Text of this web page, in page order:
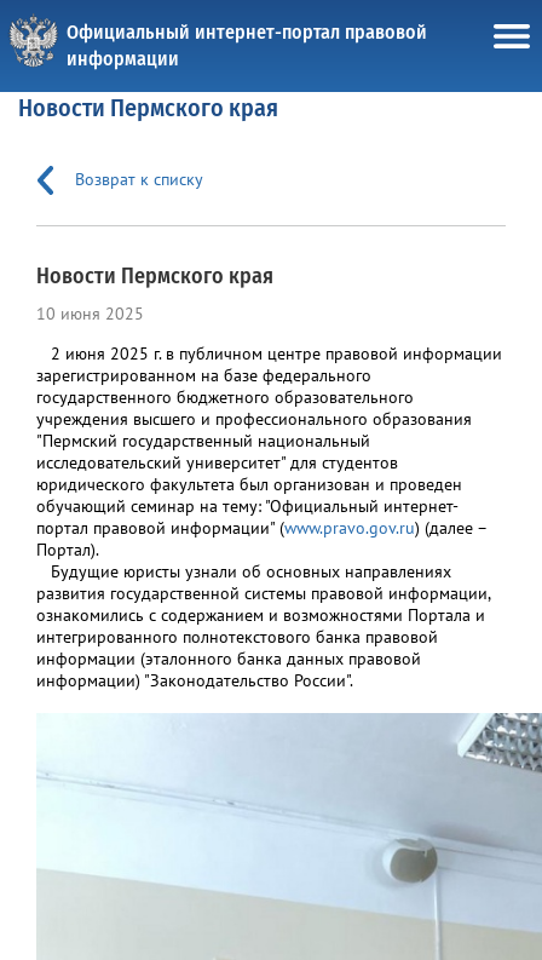
Официальный интернет-портал правовой
информации
Новости Пермского края
Возврат к списку
Новости Пермского края
10 июня 2025
2 июня 2025 г. в публичном центре правовой информации
зарегистрированном на базе федерального
государственного бюджетного образовательного
учреждения высшего и профессионального образования
"Пермский государственный национальный
исследовательский университет" для студентов
юридического факультета был организован и проведен
обучающий семинар на тему: "Официальный интернет-
портал правовой информации" (www.pravo.gov.ru) (далее –
Портал).
Будущие юристы узнали об основных направлениях
развития государственной системы правовой информации,
ознакомились с содержанием и возможностями Портала и
интегрированного полнотекстового банка правовой
информации (эталонного банка данных правовой
информации) "Законодательство России".